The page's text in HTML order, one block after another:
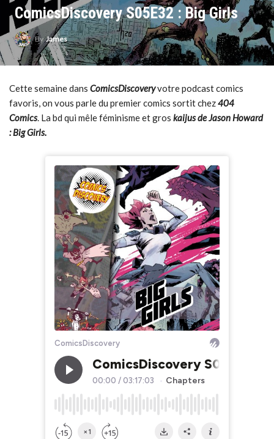
ComicsDiscovery S05E32 : Big Girls
ByJames
Cette semaine dans ComicsDiscoveryvotre podcast comics
favoris, on vous parle du premier comics sortit chez404
Comics. La bd qui mêle féminisme et gros kaijus de Jason Howard
: Big Girls.